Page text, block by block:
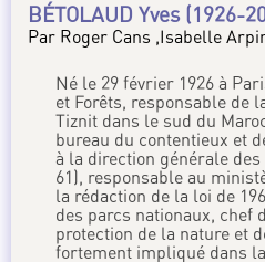
BÉTOLAUD Yves (1926-
Par Roger Cans ,Isabelle
Né le 29 février 1926 à
et Forêts, responsable de
Tiznit dans le sud du
bureau du contentieux et
à la direction générale des
61), responsable au
la rédaction de la loi de
des parcs nationaux, chef
protection de la nature et
fortement impliqué dans